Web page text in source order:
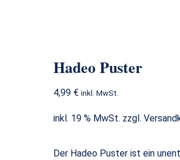
Hadeo Puster
4,99 € inkl. MwSt.
inkl. 19 % MwSt. zzgl.
Der Hadeo Puster ist ein